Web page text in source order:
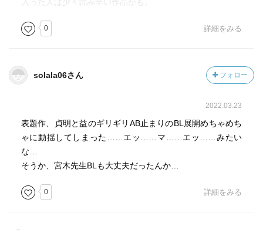
0 詳細をみる
solala06さん フォロー
2022.03.23
表題作、貞明と益のギリギリAB止まりのBL展開めちゃめち
ゃに動揺してしまった……エッ……マ……エッ……みたい
な…
そうか、宮木先生BLも大丈夫だったんか…
0 詳細をみる